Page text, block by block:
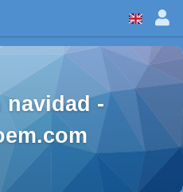
navidad -